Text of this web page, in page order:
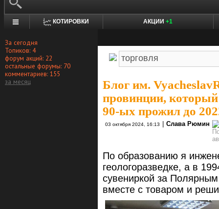
КОТИРОВКИ АКЦИИ +1
За сегодня
Топиков: 4
форум акций: 22
остальные форумы: 70
комментариев: 155
за месяц
Блог им.
провинции,
90-ых прожил до
03 октября 2024, 16:13 Слава Рюмин
По образованию я
геологоразведке, а в
сувениркой за
вместе с товаром и